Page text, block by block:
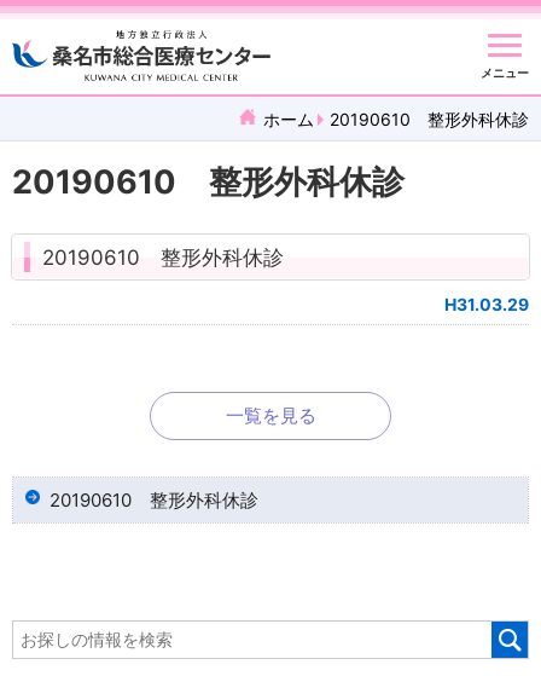
メニュー
ホーム 20190610 整形外科休診
20190610 整形外科休診
20190610 整形外科休診
H31.03.29
一覧を見る
20190610 整形外科休診